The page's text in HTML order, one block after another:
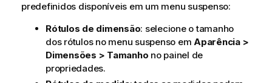
predefinidos disponíveis em um menu suspenso:
Rótulos de dimensão: selecione o tamanho
dos rótulos no menu suspenso em Aparência >
Dimensões > Tamanho no painel de
propriedades.